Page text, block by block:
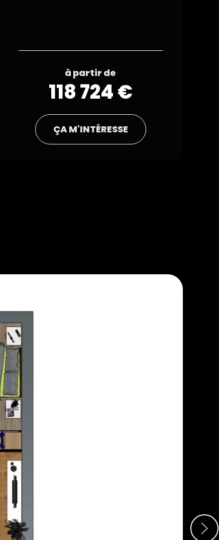
à partir de
118 724 €
ÇA M'INTÉRESSE